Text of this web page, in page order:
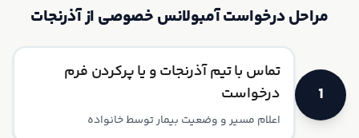
مراحل درخواست آمبولانس خصوصی از آذرنجات
1
تماس با تیم آذرنجات و یا پر‌کردن فرم
درخواست
اعلام مسیر و وضعیت بیمار توسط خانواده